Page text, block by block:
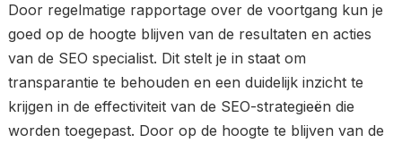
Door regelmatige rapportage over de voortgang kun je
goed op de hoogte blijven van de resultaten en acties
van de SEO specialist. Dit stelt je in staat om
transparantie te behouden en een duidelijk inzicht te
krijgen in de effectiviteit van de SEO-strategieën die
worden toegepast. Door op de hoogte te blijven van de